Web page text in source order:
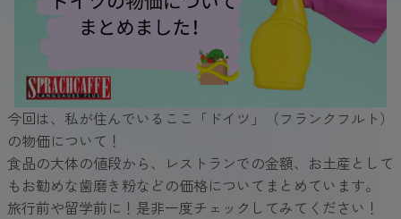
今回は、私が住んでいるここ「ドイツ」（フランクフルト）
の物価について！
食品の大体の値段から、レストランでの金額、お土産として
もお勧めな歯磨き粉などの価格についてまとめています。
旅行前や留学前に！是非一度チェックしてみてください！